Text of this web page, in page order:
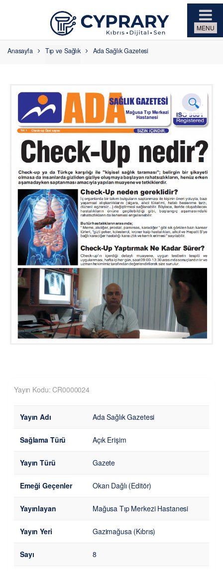
Anasayfa Tıp ve Sağlık Ada Sağlık Gazetesi
🔍
Yayın Kodu: CR0000024
Yayın Adı Ada Sağlık Gazetesi
Sağlama Türü Açık Erişim
Yayın Türü Gazete
Emeği Geçenler Okan Dağlı (Editör)
Yayınlayan Mağusa Tıp Merkezi Hastanesi
Yayın Yeri Gazimağusa (Kıbrıs)
Sayı 8